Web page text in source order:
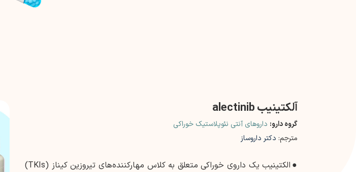
آلکتینیب alectinib
گروه دارو: داروهای آنتی نئوپلاستیک خوراکی
مترجم: دکتر داروساز
●
الکتینیب یک داروی خوراکی متعلق به کلاس مهارکننده‌های تیروزین کیناز (TKIs)